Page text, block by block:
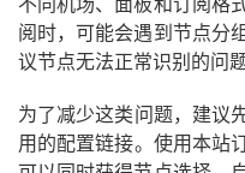
阅时，可能会遇到节点分
议节点无法正常识别的问题
为了减少这类问题，建议
用的配置链接。使用本站